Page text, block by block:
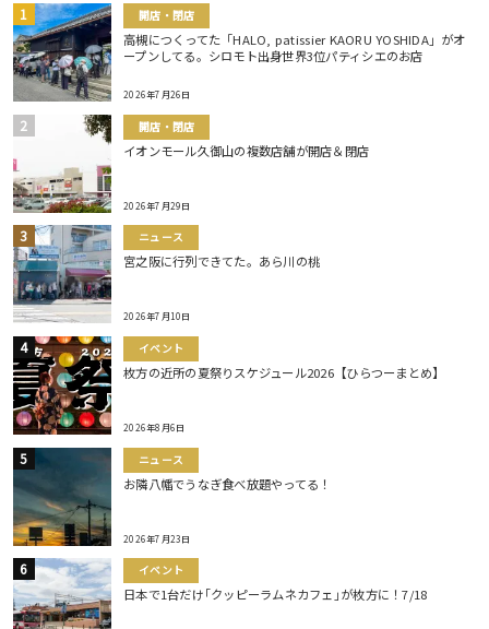
開店・閉店
高槻につくってた「HALO, patissier KAORU YOSHIDA」がオ
ープンしてる。シロモト出身世界3位パティシエのお店
2026年7月26日
開店・閉店
イオンモール久御山の複数店舗が開店＆閉店
2026年7月29日
ニュース
宮之阪に行列できてた。あら川の桃
2026年7月10日
イベント
枚方の近所の夏祭りスケジュール2026【ひらつーまとめ】
2026年8月6日
ニュース
お隣八幡でうなぎ食べ放題やってる！
2026年7月23日
イベント
日本で1台だけ｢クッピーラムネカフェ｣が枚方に！7/18